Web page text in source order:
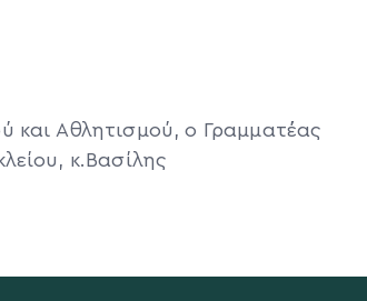
και Αθλητισμού, ο Γραμματέας
κ.Βασίλης